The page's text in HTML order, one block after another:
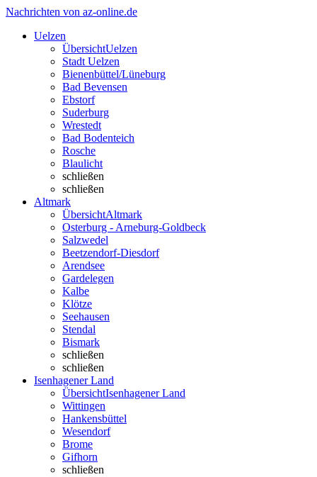
Nachrichten von az-online.de
Uelzen
ÜbersichtUelzen
Stadt Uelzen
Bienenbüttel/Lüneburg
Bad Bevensen
Ebstorf
Suderburg
Wrestedt
Bad Bodenteich
Rosche
Blaulicht
schließen
schließen
Altmark
ÜbersichtAltmark
Osterburg - Arneburg-Goldbeck
Salzwedel
Beetzendorf-Diesdorf
Arendsee
Gardelegen
Kalbe
Klötze
Seehausen
Stendal
Bismark
schließen
schließen
Isenhagener Land
ÜbersichtIsenhagener Land
Wittingen
Hankensbüttel
Wesendorf
Brome
Gifhorn
schließen